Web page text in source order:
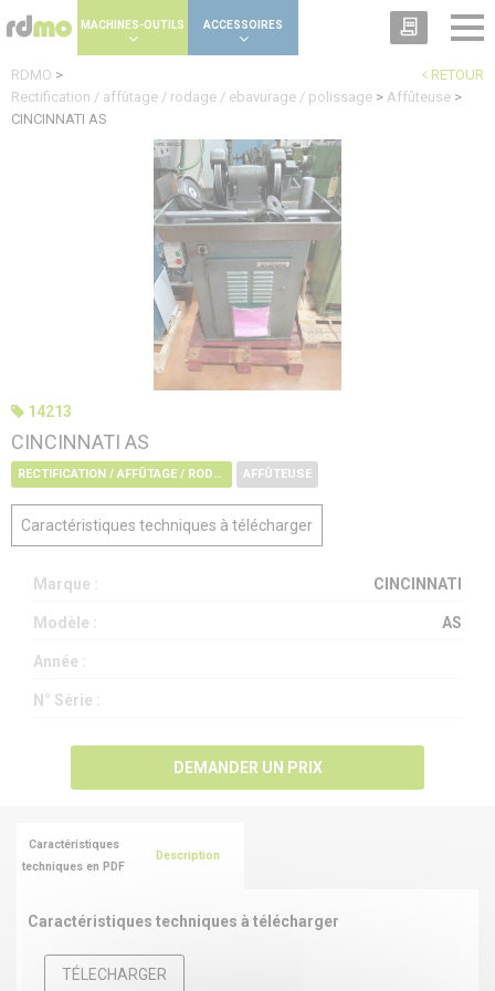
MACHINES-OUTILS ACCESSOIRES
RETOUR
RDMO >
Rectification / affûtage / rodage / ebavurage / polissage > Affûteuse >
CINCINNATI AS
14213
CINCINNATI AS
RECTIFICATION / AFFÛTAGE / RODAGE / EBAVURAGE / POLISSAGE AFFÛTEUSE
Caractéristiques techniques à télécharger
Marque : CINCINNATI
Modèle : AS
Année :
N° Série :
DEMANDER UN PRIX
Caractéristiques
techniques en PDF
Caractéristiques techniques à télécharger
TÉLECHARGER
Description